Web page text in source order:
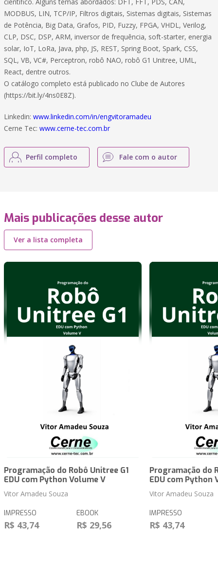
MODBUS, LIN, TCP/IP, Filtros digitais, Sistemas digitais, Sistemas
de Potência, Big Data, Grafos, PID, Fuzzy, FPGA, VHDL, Verilog,
CLP, DSC, DSP, ARM, inversor de frequência, soft-starter, energia
solar, IoT, LoRa, Java, php, JS, REST, Spring Boot, Spark, CSS,
SQL, VB, VC#, Perceptron, robô NAO, robô G1 Unitree, UML,
React, dentre outros.
O catálogo completo está publicado no Clube de Autores
(https://bit.ly/4ns0E8Z).
Linkedin: www.linkedin.com/in/engvitoramadeu
Cerne Tec: www.cerne-tec.com.br
Perfil completo Fale com o autor
Mais publicações desse autor
Ver a lista completa
Programação do Robô Unitree G1
EDU com Python Volume V
Vitor Amadeu Souza
IMPRESSO
R$ 43,74
EBOOK
R$ 29,56
Programação do
EDU com Python
Vitor Amadeu Souza
IMPRESSO
R$ 43,74